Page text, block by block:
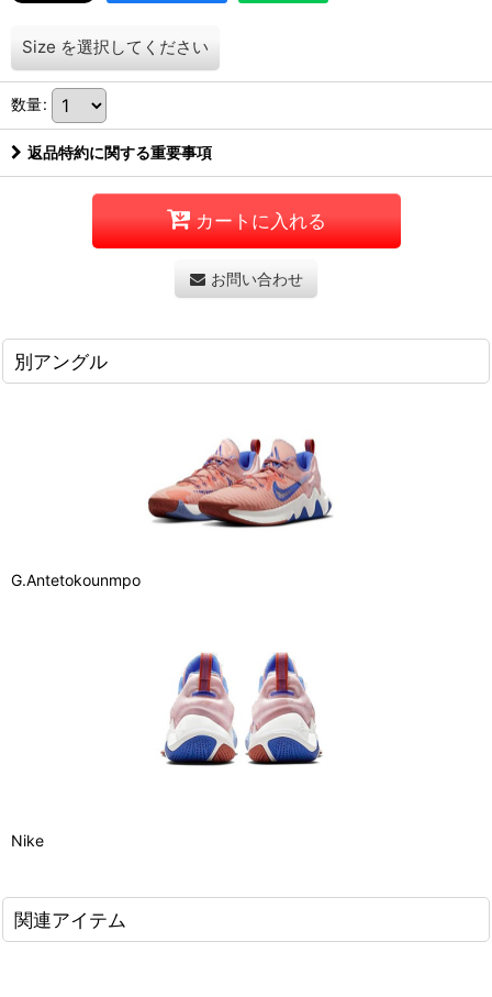
Size を選択してください
数量:
返品特約に関する重要事項
カートに入れる
お問い合わせ
別アングル
G.Antetokounmpo
Nike
関連アイテム